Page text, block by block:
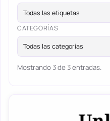
Todas las etiquetas
CATEGORÍAS
Todas las categorías
Mostrando 3 de 3 entradas.